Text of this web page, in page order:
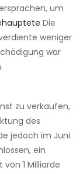
um
Die
weniger
war
zu verkaufen,
des
jedoch im Juni
ein
1 Milliarde